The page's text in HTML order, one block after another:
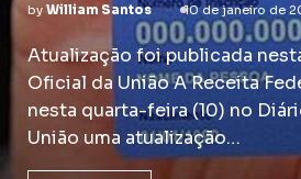
by William Santos 10 de janeiro de
Atualização foi publicada
Oficial da União A Receita
nesta quarta-feira (10) no
União uma atualização…